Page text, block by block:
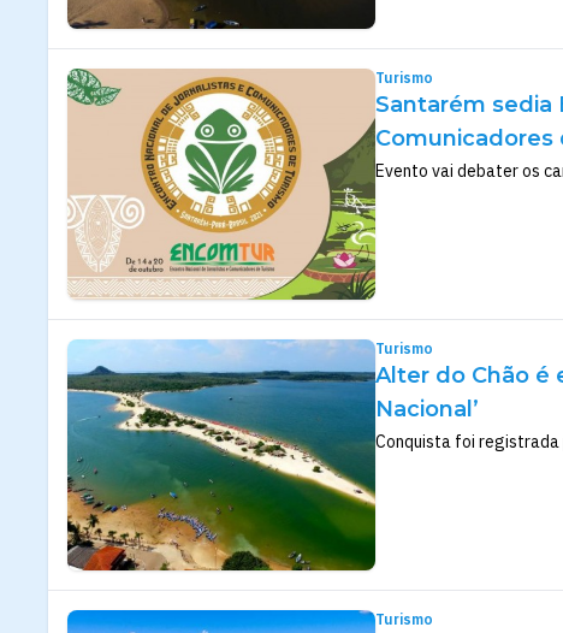
Turismo
Santarém sedia
Comunicadores
Evento vai debater os
Turismo
Alter do Chão é
Nacional’
Conquista foi registrada
Turismo